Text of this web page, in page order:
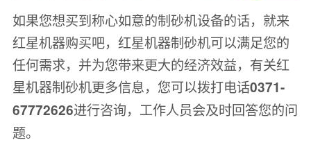
如果您想买到称心如意的制砂机设备的话，就来
红星机器购买吧，红星机器制砂机可以满足您的
任何需求，并为您带来更大的经济效益，有关红
星机器制砂机更多信息，您可以拨打电话0371-
67772626进行咨询，工作人员会及时回答您的问
题。